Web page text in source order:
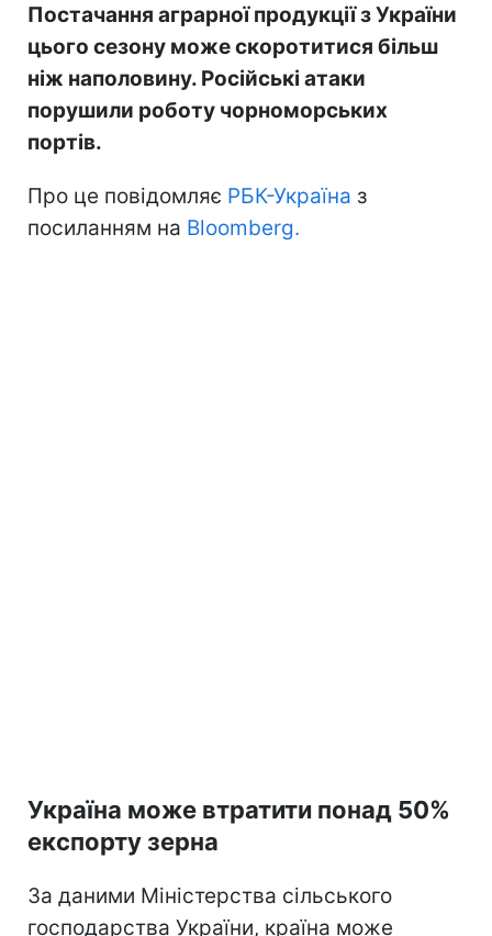
Постачання аграрної продукції з України
цього сезону може скоротитися більш
ніж наполовину. Російські атаки
порушили роботу чорноморських
портів.
Про це повідомляє РБК-Україна з
посиланням на Bloomberg.
Україна може втратити понад 50%
експорту зерна
За даними Міністерства сільського
господарства України, країна може